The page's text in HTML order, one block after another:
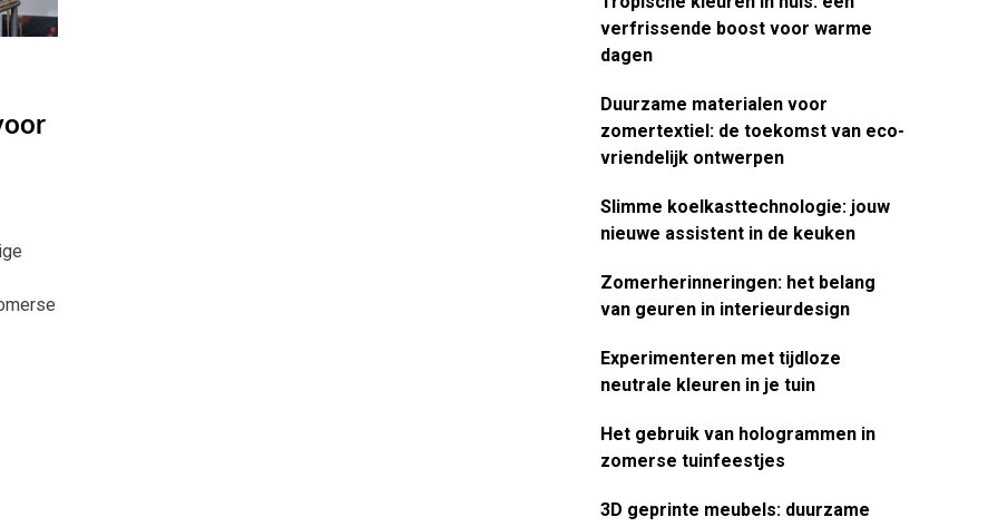
verfrissende boost voor warme
dagen
Duurzame materialen voor
zomertextiel: de toekomst van eco-
vriendelijk ontwerpen
Slimme koelkasttechnologie: jouw
nieuwe assistent in de keuken
Zomerherinneringen: het belang
van geuren in interieurdesign
Experimenteren met tijdloze
neutrale kleuren in je tuin
Het gebruik van hologrammen in
zomerse tuinfeestjes
3D geprinte meubels: duurzame